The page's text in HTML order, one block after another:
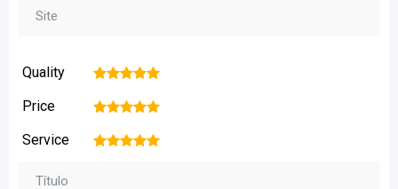
Quality 5
4
3
2
Price 5
4
3
2
Service 5
4
3
2